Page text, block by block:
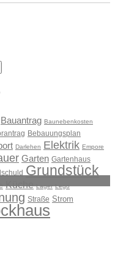
Bauantrag Baunebenkosten
Bebauungsplan
Darlehen Elektrik Empore
Garten Gartenhaus
Grundstück
Küche Lager Lego
Straße Strom